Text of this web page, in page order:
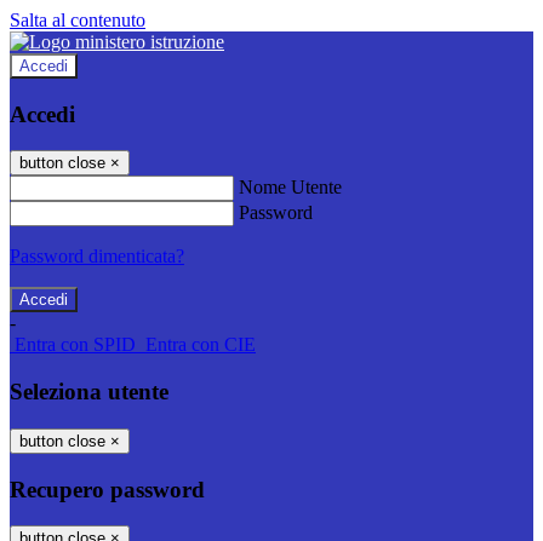
Salta al contenuto
Accedi
Accedi
button close ×
Nome Utente
Password
Password dimenticata?
-
Entra con SPID Entra con CIE
Seleziona utente
button close ×
Recupero password